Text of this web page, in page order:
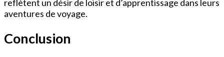
reflètent un désir de loisir et d’apprentissage dans leurs
aventures de voyage.
Conclusion